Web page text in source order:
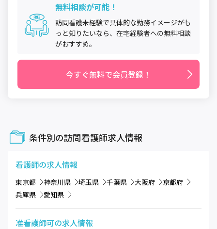
無料相談が可能！
訪問看護未経験で具体的な勤務イメージがも
っと知りたいなら、在宅経験者への無料相談
がおすすめ。
今すぐ無料で会員登録！
条件別の訪問看護師求人情報
看護師の求人情報
東京都 神奈川県 埼玉県 千葉県 大阪府
京都府
兵庫県
愛知県
准看護師可の求人情報